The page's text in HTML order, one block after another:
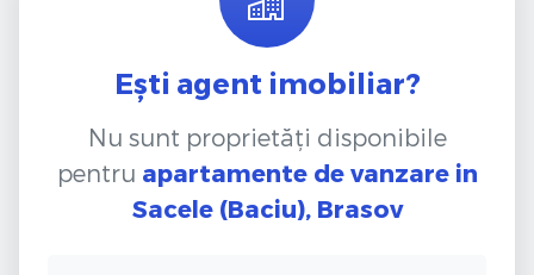
Ești agent imobiliar?
Nu sunt proprietăți disponibile
pentru apartamente de vanzare in
Sacele (Baciu), Brasov